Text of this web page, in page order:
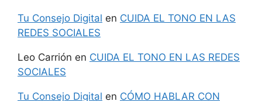
Tu Consejo Digital en CUIDA EL TONO EN LAS
REDES SOCIALES
Leo Carrión en CUIDA EL TONO EN LAS REDES
SOCIALES
Tu Consejo Digital en CÓMO HABLAR CON